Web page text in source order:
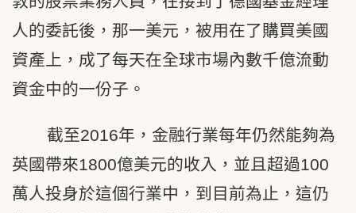
人的委託後，那一美元，被用在了購買美國
資產上，成了每天在全球市場內數千億流動
資金中的一份子。
截至2016年，金融行業每年仍然能夠為
英國帶來1800億美元的收入，並且超過100
萬人投身於這個行業中，到目前為止，這仍